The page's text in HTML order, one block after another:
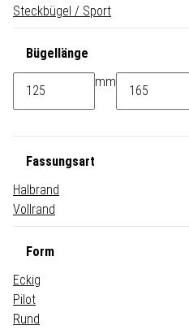
Steckbügel / Sport
Bügellänge
mm
Fassungsart
Halbrand
Vollrand
Form
Eckig
Pilot
Rund